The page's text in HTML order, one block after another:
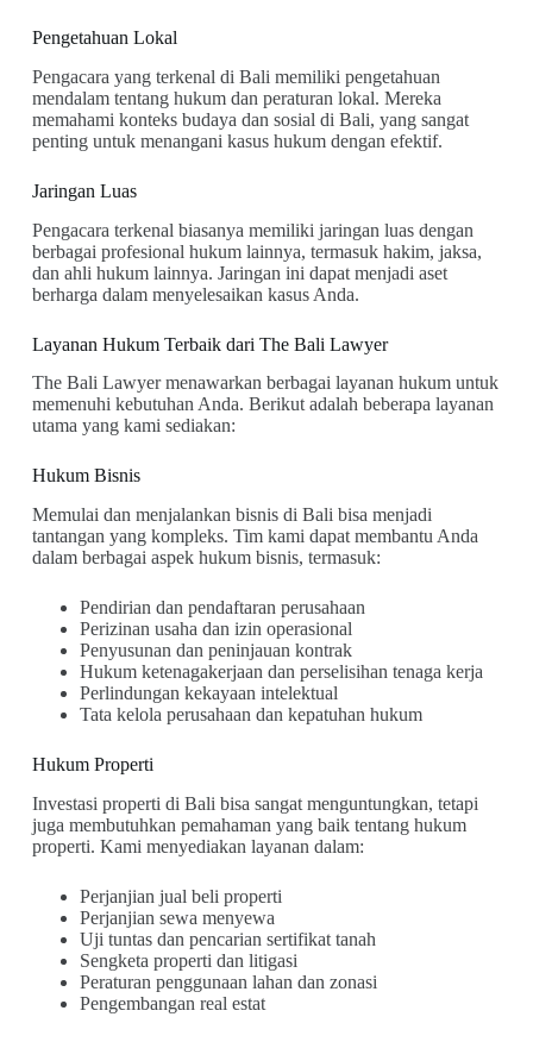
Pengetahuan Lokal
Pengacara yang terkenal di Bali memiliki pengetahuan
mendalam tentang hukum dan peraturan lokal. Mereka
memahami konteks budaya dan sosial di Bali, yang sangat
penting untuk menangani kasus hukum dengan efektif.
Jaringan Luas
Pengacara terkenal biasanya memiliki jaringan luas dengan
berbagai profesional hukum lainnya, termasuk hakim, jaksa,
dan ahli hukum lainnya. Jaringan ini dapat menjadi aset
berharga dalam menyelesaikan kasus Anda.
Layanan Hukum Terbaik dari The Bali Lawyer
The Bali Lawyer menawarkan berbagai layanan hukum untuk
memenuhi kebutuhan Anda. Berikut adalah beberapa layanan
utama yang kami sediakan:
Hukum Bisnis
Memulai dan menjalankan bisnis di Bali bisa menjadi
tantangan yang kompleks. Tim kami dapat membantu Anda
dalam berbagai aspek hukum bisnis, termasuk:
Pendirian dan pendaftaran perusahaan
Perizinan usaha dan izin operasional
Penyusunan dan peninjauan kontrak
Hukum ketenagakerjaan dan perselisihan tenaga kerja
Perlindungan kekayaan intelektual
Tata kelola perusahaan dan kepatuhan hukum
Hukum Properti
Investasi properti di Bali bisa sangat menguntungkan, tetapi
juga membutuhkan pemahaman yang baik tentang hukum
properti. Kami menyediakan layanan dalam:
Perjanjian jual beli properti
Perjanjian sewa menyewa
Uji tuntas dan pencarian sertifikat tanah
Sengketa properti dan litigasi
Peraturan penggunaan lahan dan zonasi
Pengembangan real estat